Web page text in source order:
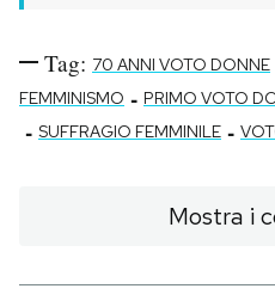
Tag: 70 ANNI VOTO DONNE
FEMMINISMO - PRIMO VOTO
- SUFFRAGIO FEMMINILE -
Mostra i